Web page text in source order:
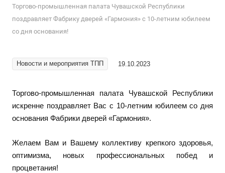
Торгово-промышленная палата Чувашской Республики
поздравляет Фабрику дверей «Гармония» с 10-летним юбилеем
со дня основания!
Новости и мероприятия ТПП 19.10.2023
Торгово-промышленная палата Чувашской Республики
искренне поздравляет Вас с 10-летним юбилеем со дня
основания Фабрики дверей «Гармония».
Желаем Вам и Вашему коллективу крепкого здоровья,
оптимизма, новых профессиональных побед и
процветания!